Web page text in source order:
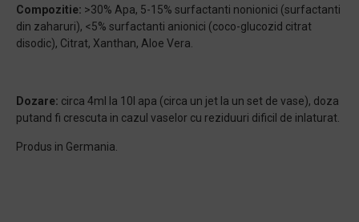
Compozitie: >30% Apa, 5-15% surfactanti nonionici (surfactanti
din zaharuri), <5% surfactanti anionici (coco-glucozid citrat
disodic), Citrat, Xanthan, Aloe Vera.
Dozare: circa 4ml la 10l apa (circa un jet la un set de vase), doza
putand fi crescuta in cazul vaselor cu reziduuri dificil de inlaturat.
Produs in Germania.